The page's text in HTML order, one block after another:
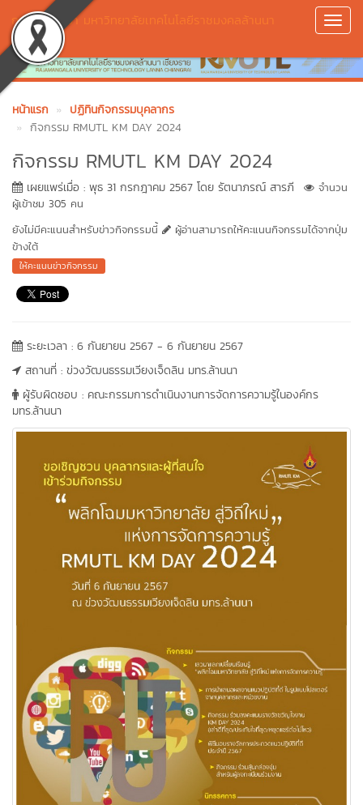
กองการศึกษา มหาวิทยาลัยเทคโนโลยีราชมงคลล้านนา
เชียงราย
หน้าแรก
ปฏิทินกิจกรรมบุคลากร
กิจกรรม RMUTL KM DAY 2024
กิจกรรม RMUTL KM DAY 2024
เผยแพร่เมื่อ : พุธ 31 กรกฎาคม 2567 โดย รัตนาภรณ์ สารภี
จำนวน
ผู้เข้าชม 305 คน
ยังไม่มีคะแนนสำหรับข่าวกิจกรรมนี้
ผู้อ่านสามารถให้คะแนนกิจกรรมได้จากปุ่ม
ข้างใต้
ให้คะแนนข่าวกิจกรรม
ระยะเวลา : 6 กันยายน 2567 - 6 กันยายน 2567
สถานที่ : ข่วงวัฒนธรรมเวียงเจ็ดลิน มทร.ล้านนา
ผู้รับผิดชอบ : คณะกรรมการดำเนินงานการจัดการความรู้ในองค์กร
มทร.ล้านนา